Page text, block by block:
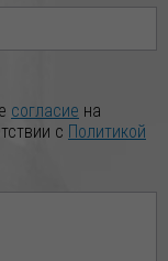
согласие на
с Политикой